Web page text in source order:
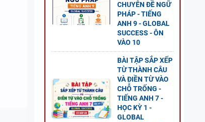
CHUYÊN ĐỀ NGỮ
PHÁP - TIẾNG
ANH 9 - GLOBAL
SUCCESS - ÔN
VÀO 10
BÀI TẬP SẮP XẾP
TỪ THÀNH CÂU
VÀ ĐIỀN TỪ VÀO
CHỖ TRỐNG -
TIẾNG ANH 7 -
HỌC KỲ 1 -
GLOBAL